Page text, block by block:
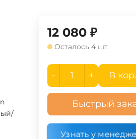
12 080 ₽
Осталось 4 шт.
- + В
Быстрый
Узнать у